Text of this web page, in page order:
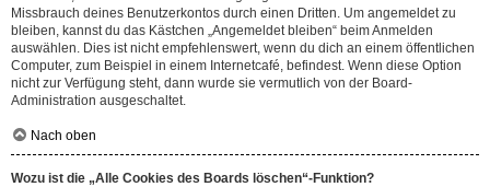
Missbrauch deines Benutzerkontos durch einen Dritten. Um angemeldet zu
bleiben, kannst du das Kästchen „Angemeldet bleiben“ beim Anmelden
auswählen. Dies ist nicht empfehlenswert, wenn du dich an einem öffentlichen
Computer, zum Beispiel in einem Internetcafé, befindest. Wenn diese Option
nicht zur Verfügung steht, dann wurde sie vermutlich von der Board-
Administration ausgeschaltet.
Nach oben
Wozu ist die „Alle Cookies des Boards löschen“-Funktion?